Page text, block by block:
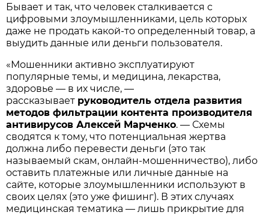
Бывает и так, что человек сталкивается с
цифровыми злоумышленниками, цель которых
даже не продать какой-то определенный товар, а
выудить данные или деньги пользователя.
«Мошенники активно эксплуатируют
популярные темы, и медицина, лекарства,
здоровье — в их числе, —
рассказывает руководитель отдела развития
методов фильтрации контента производителя
антивирусов Алексей Марченко. — Схемы
сводятся к тому, что потенциальная жертва
должна либо перевести деньги (это так
называемый скам, онлайн-мошенничество), либо
оставить платежные или личные данные на
сайте, которые злоумышленники используют в
своих целях (это уже фишинг). В этих случаях
медицинская тематика — лишь прикрытие для